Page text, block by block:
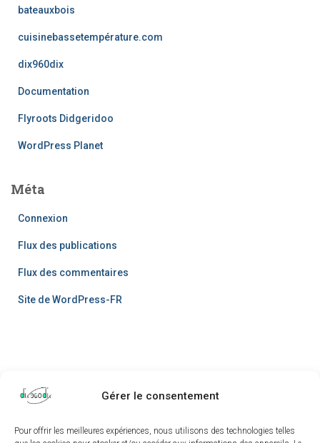
Gérer le consentement
Pour offrir les meilleures expériences, nous utilisons des technologies telles
bateauxbois
cuisinebassetempérature.com
dix960dix
Documentation
Flyroots Didgeridoo
WordPress Planet
Méta
Connexion
Flux des publications
Flux des commentaires
Site de WordPress-FR